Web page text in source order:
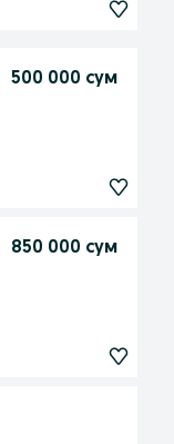
500 000 сум
850 000 сум